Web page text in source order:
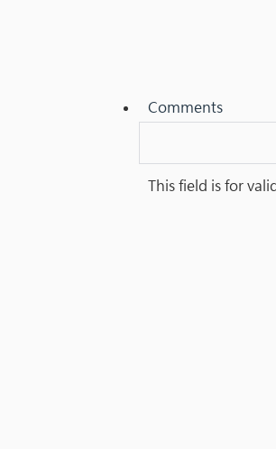
Comments
This field is for